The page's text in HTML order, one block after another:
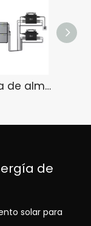
Sistema de almacenamiento de central eléctrica para balcón LIONSHEE Balkonkraftwerk 2KWH
de
solar para